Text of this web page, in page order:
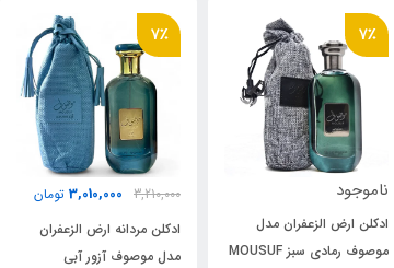
7٪
3,210,000
ادکلن مردانه ارض الزعفران
مدل موصوف آزور آبی
7٪
3,210,000
3,010,000 تومان
ادکلن ارض الزعفران مدل
موصوف قهوه ای MOUSUF